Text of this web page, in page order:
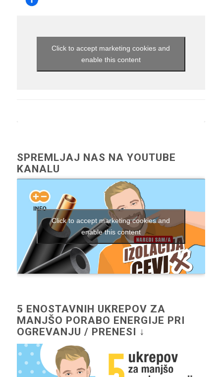
Click to accept marketing cookies and
enable this content
SPREMLJAJ NAS NA YOUTUBE
KANALU
Click to accept marketing cookies and
enable this content
5 ENOSTAVNIH UKREPOV ZA
MANJŠO PORABO ENERGIJE PRI
OGREVANJU / PRENESI ↓